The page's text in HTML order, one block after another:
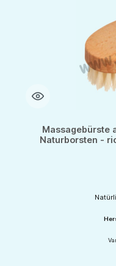
Massagebürste
Naturborsten -